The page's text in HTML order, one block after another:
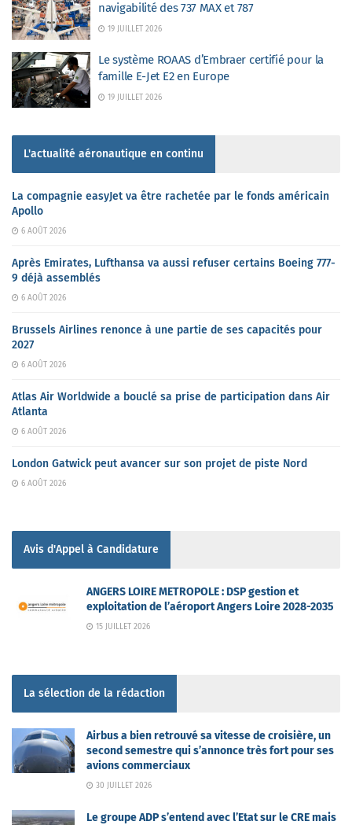
navigabilité des 737 MAX et 787
19 JUILLET 2026
Le système ROAAS d’Embraer certifié pour la
famille E-Jet E2 en Europe
19 JUILLET 2026
L'actualité aéronautique en continu
La compagnie easyJet va être rachetée par le fonds américain
Apollo
6 AOÛT 2026
Après Emirates, Lufthansa va aussi refuser certains Boeing 777-
9 déjà assemblés
6 AOÛT 2026
Brussels Airlines renonce à une partie de ses capacités pour
2027
6 AOÛT 2026
Atlas Air Worldwide a bouclé sa prise de participation dans Air
Atlanta
6 AOÛT 2026
London Gatwick peut avancer sur son projet de piste Nord
6 AOÛT 2026
Avis d'Appel à Candidature
ANGERS LOIRE METROPOLE : DSP gestion et
exploitation de l’aéroport Angers Loire 2028-2035
15 JUILLET 2026
La sélection de la rédaction
Airbus a bien retrouvé sa vitesse de croisière, un
second semestre qui s’annonce très fort pour ses
avions commerciaux
30 JUILLET 2026
Le groupe ADP s’entend avec l’Etat sur le CRE mais